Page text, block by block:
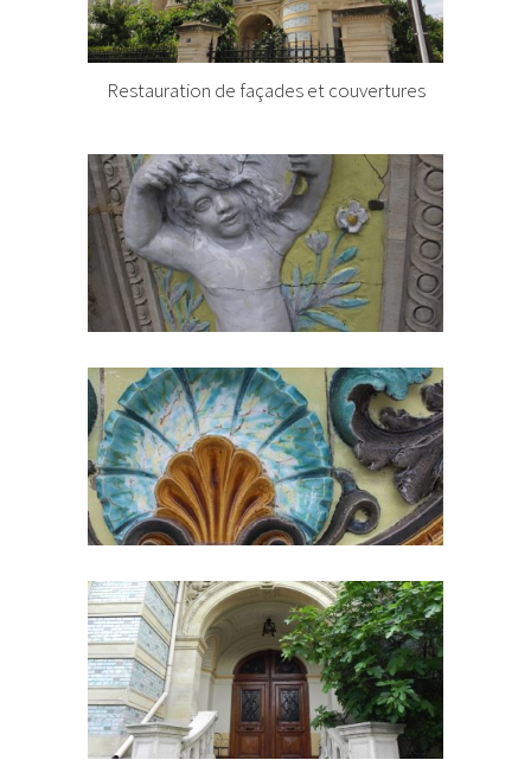
Restauration de façades et couvertures